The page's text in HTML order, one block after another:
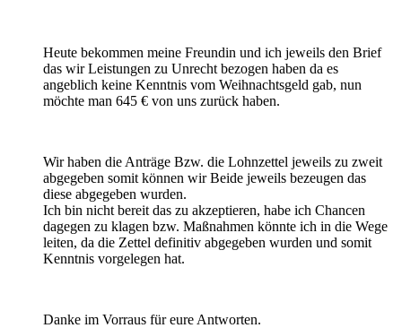
Heute bekommen meine Freundin und ich jeweils den Brief
das wir Leistungen zu Unrecht bezogen haben da es
angeblich keine Kenntnis vom Weihnachtsgeld gab, nun
möchte man 645 € von uns zurück haben.
Wir haben die Anträge Bzw. die Lohnzettel jeweils zu zweit
abgegeben somit können wir Beide jeweils bezeugen das
diese abgegeben wurden.
Ich bin nicht bereit das zu akzeptieren, habe ich Chancen
dagegen zu klagen bzw. Maßnahmen könnte ich in die Wege
leiten, da die Zettel definitiv abgegeben wurden und somit
Kenntnis vorgelegen hat.
Danke im Vorraus für eure Antworten.